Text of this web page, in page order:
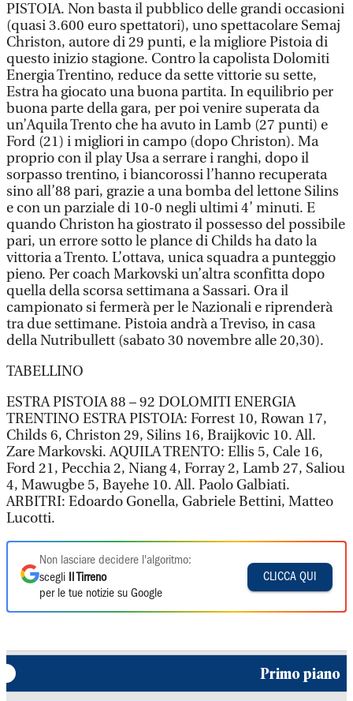
PISTOIA. Non basta il pubblico delle grandi occasioni
(quasi 3.600 euro spettatori), uno spettacolare Semaj
Christon, autore di 29 punti, e la migliore Pistoia di
questo inizio stagione. Contro la capolista Dolomiti
Energia Trentino, reduce da sette vittorie su sette,
Estra ha giocato una buona partita. In equilibrio per
buona parte della gara, per poi venire superata da
un’Aquila Trento che ha avuto in Lamb (27 punti) e
Ford (21) i migliori in campo (dopo Christon). Ma
proprio con il play Usa a serrare i ranghi, dopo il
sorpasso trentino, i biancorossi l’hanno recuperata
sino all’88 pari, grazie a una bomba del lettone Silins
e con un parziale di 10-0 negli ultimi 4’ minuti. E
quando Christon ha giostrato il possesso del possibile
pari, un errore sotto le plance di Childs ha dato la
vittoria a Trento. L’ottava, unica squadra a punteggio
pieno. Per coach Markovski un’altra sconfitta dopo
quella della scorsa settimana a Sassari. Ora il
campionato si fermerà per le Nazionali e riprenderà
tra due settimane. Pistoia andrà a Treviso, in casa
della Nutribullett (sabato 30 novembre alle 20,30).
TABELLINO
ESTRA PISTOIA 88 – 92 DOLOMITI ENERGIA
TRENTINO ESTRA PISTOIA: Forrest 10, Rowan 17,
Childs 6, Christon 29, Silins 16, Braijkovic 10. All.
Zare Markovski. AQUILA TRENTO: Ellis 5, Cale 16,
Ford 21, Pecchia 2, Niang 4, Forray 2, Lamb 27, Saliou
4, Mawugbe 5, Bayehe 10. All. Paolo Galbiati.
ARBITRI: Edoardo Gonella, Gabriele Bettini, Matteo
Lucotti.
Non lasciare decidere l'algoritmo:
scegli
Il Tirreno
per le tue notizie su Google
CLICCA QUI
Primo piano